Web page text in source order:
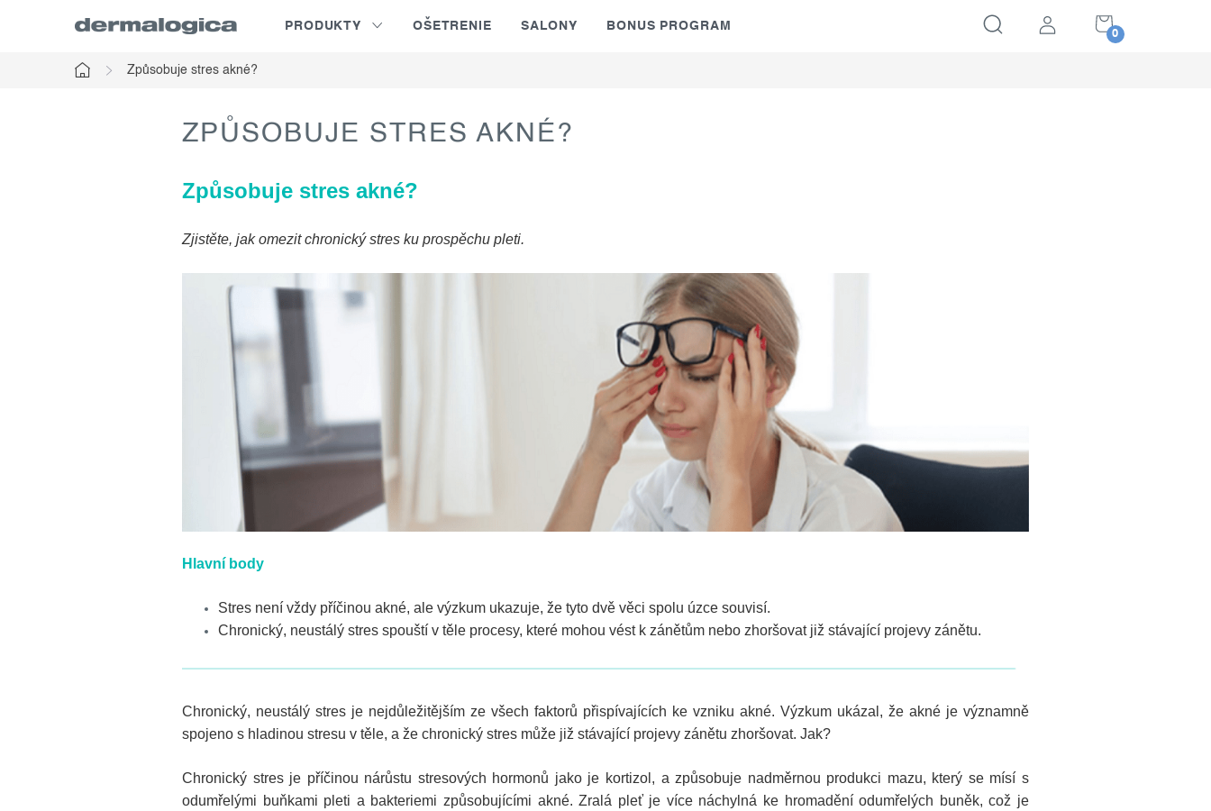
NÁKUPNÝ
KOŠÍK
PRODUKTY OŠETRENIE SALONY BONUS PROGRAM
Způsobuje stres akné?
ZPŮSOBUJE STRES AKNÉ?
Způsobuje stres akné?
Zjistěte, jak omezit chronický stres ku prospěchu pleti.
Hlavní body
Stres není vždy příčinou akné, ale výzkum ukazuje, že tyto dvě věci spolu úzce souvisí.
Chronický, neustálý stres spouští v těle procesy, které mohou vést k zánětům nebo zhoršovat již stávající projevy zánětu.
Chronický, neustálý stres je nejdůležitějším ze všech faktorů přispívajících ke vzniku akné. Výzkum ukázal, že akné je významně
spojeno s hladinou stresu v těle, a že chronický stres může již stávající projevy zánětu zhoršovat. Jak?
Chronický stres je příčinou nárůstu stresových hormonů jako je kortizol, a způsobuje nadměrnou produkci mazu, který se mísí s
odumřelými buňkami pleti a bakteriemi způsobujícími akné. Zralá pleť je více náchylná ke hromadění odumřelých buněk, což je